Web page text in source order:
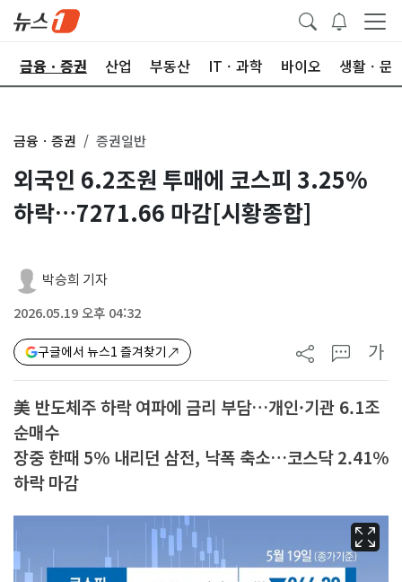
금융ㆍ증권 산업 부동산 ITㆍ과학 바이오 생활ㆍ문
금융ㆍ증권 증권일반
외국인 6.2조원 투매에 코스피 3.25%
하락…7271.66 마감[시황종합]
박승희 기자
2026.05.19 오후 04:32
구글에서 뉴스1 즐겨찾기 가
美 반도체주 하락 여파에 금리 부담…개인·기관 6.1조
순매수
장중 한때 5% 내리던 삼전, 낙폭 축소…코스닥 2.41%
하락 마감